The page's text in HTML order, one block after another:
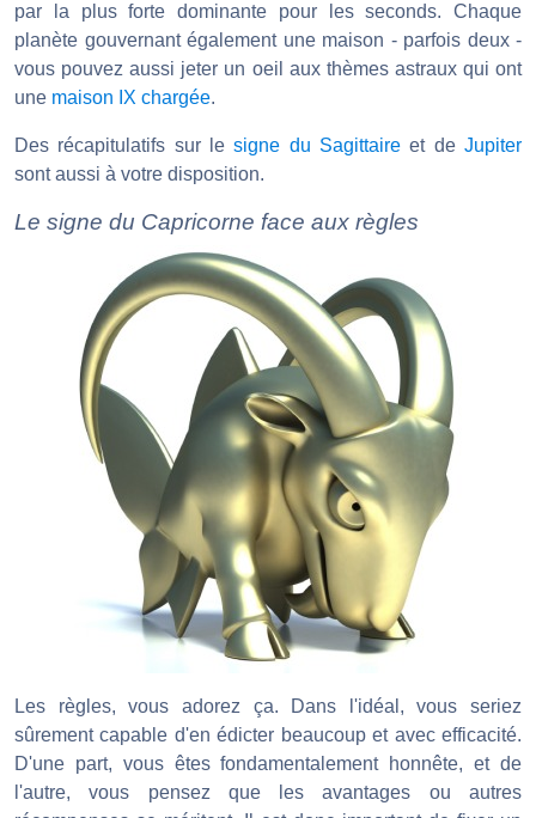
par la plus forte dominante pour les seconds. Chaque
planète gouvernant également une maison - parfois deux -
vous pouvez aussi jeter un oeil aux thèmes astraux qui ont
une maison IX chargée.
Des récapitulatifs sur lesigne du Sagittaire et deJupiter
sont aussi à votre disposition.
Le signe du Capricorne face aux règles
Les règles, vous adorez ça. Dans l'idéal, vous seriez
sûrement capable d'en édicter beaucoup et avec efficacité.
D'une part, vous êtes fondamentalement honnête, et de
l'autre, vous pensez que les avantages ou autres